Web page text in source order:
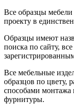
Все образцы
проекту в
Образцы имеют
поиска по сайту,
Все мебельные
образцов по цвету,
способами
фурнитуры.